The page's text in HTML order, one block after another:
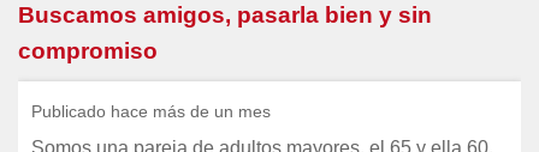
Buscamos amigos, pasarla bien y sin
compromiso
Publicado hace más de un mes
Somos una pareja de adultos mayores, el 65 y ella 60,